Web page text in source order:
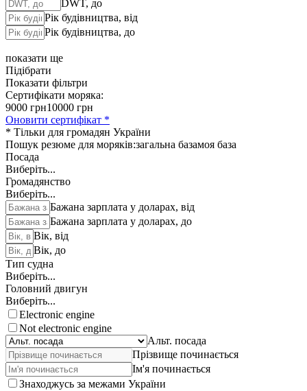
DWT, до
Рік будівництва, від
Рік будівництва, до
показати ще
Підібрати
Показати фільтри
Сертифікати моряка:
9000 грн10000 грн
Оновити сертифікат *
* Тільки для громадян України
Пошук резюме для моряків:загальна базамоя база
Посада
Виберіть...
Громадянство
Виберіть...
Бажана зарплата у доларах, від
Бажана зарплата у доларах, до
Вік, від
Вік, до
Тип судна
Виберіть...
Головний двигун
Виберіть...
Electronic engine
Not electronic engine
Альт. посада
Прізвище починається
Ім'я починається
Знаходжусь за межами України